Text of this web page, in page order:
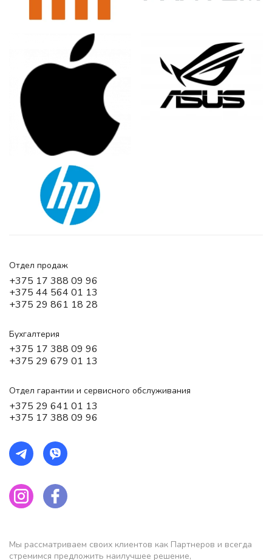
Отдел продаж
+375 17 388 09 96
+375 44 564 01 13
+375 29 861 18 28
Бухгалтерия
+375 17 388 09 96
+375 29 679 01 13
Отдел гарантии и сервисного обслуживания
+375 29 641 01 13
+375 17 388 09 96
Мы рассматриваем своих клиентов как Партнеров и всегда
стремимся предложить наилучшее решение,